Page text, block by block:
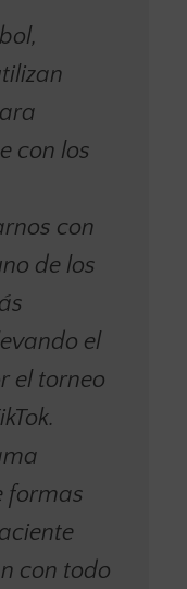
con los
con
de los
el
el torneo
formas
con todo